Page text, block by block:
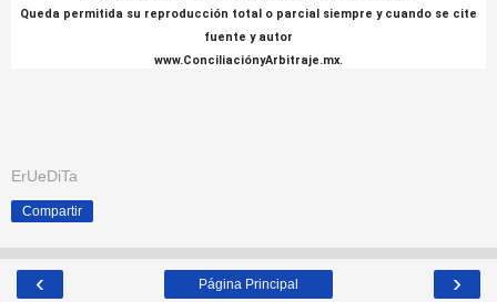
Queda permitida su reproducción total o parcial siempre y cuando se cite
fuente y autor
www.ConciliaciónyArbitraje.mx.
ErUeDiTa
Compartir
‹ ›
Página Principal